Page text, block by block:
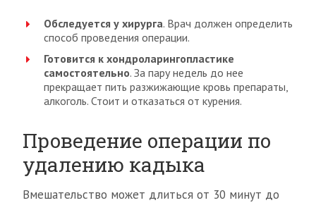
Обследуется у хирурга. Врач должен определить
способ проведения операции.
Готовится к хондроларингопластике
самостоятельно. За пару недель до нее
прекращает пить разжижающие кровь препараты,
алкоголь. Стоит и отказаться от курения.
Проведение операции по
удалению кадыка
Вмешательство может длиться от 30 минут до